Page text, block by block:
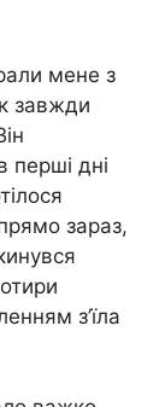
мене з
завжди
перші дні
зараз,
з’їла